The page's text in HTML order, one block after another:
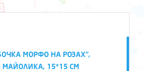
МОРФО НА РОЗАХ",
МАЙОЛИКА, 15*15 СМ